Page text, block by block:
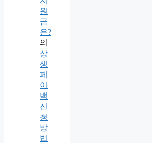
원
금
은?
의
상
생
페
이
백
신
청
방
법